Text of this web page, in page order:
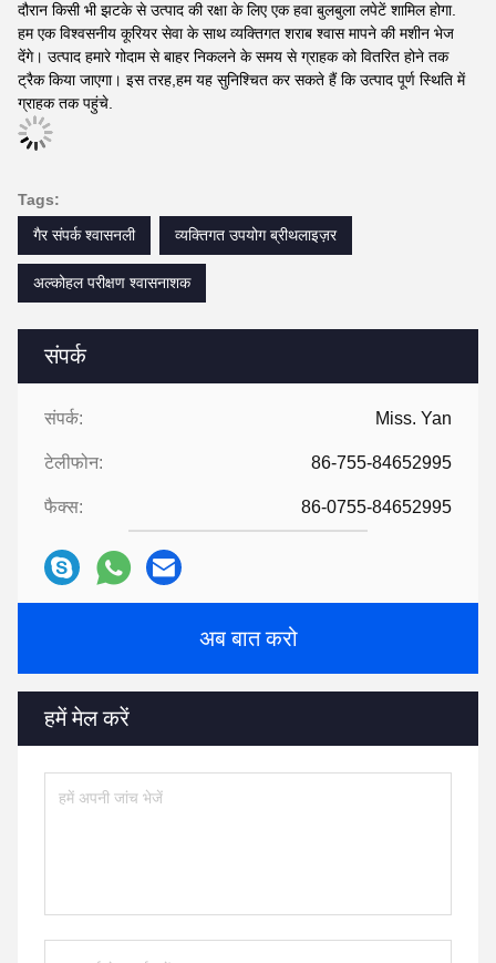
संपर्क
संपर्क: Miss. Yan
टेलीफोन: 86-755-84652995
फैक्स: 86-0755-84652995
अब बात करो
हमें मेल करें
दौरान किसी भी झटके से उत्पाद की रक्षा के लिए एक हवा बुलबुला लपेटें शामिल होगा.
हम एक विश्वसनीय कूरियर सेवा के साथ व्यक्तिगत शराब श्वास मापने की मशीन भेज
देंगे। उत्पाद हमारे गोदाम से बाहर निकलने के समय से ग्राहक को वितरित होने तक
ट्रैक किया जाएगा। इस तरह,हम यह सुनिश्चित कर सकते हैं कि उत्पाद पूर्ण स्थिति में
ग्राहक तक पहुंचे.
Tags:
गैर संपर्क श्वासनली
व्यक्तिगत उपयोग ब्रीथलाइज़र
अल्कोहल परीक्षण श्वासनाशक